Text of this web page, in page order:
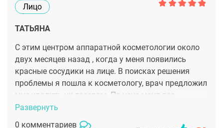
Лицо
ТАТЬЯНА
С этим центром аппаратной косметологии около
двух месяцев назад , когда у меня появились
красные сосудики на лице. В поисках решения
проблемы я пошла к косметологу, врач предложил
мне удалить их лазером. По цене меня все
устроило, но а по результату, это просто нужно
было видеть меня до и после процедуры. Мастер
Развернуть
0 комментариев